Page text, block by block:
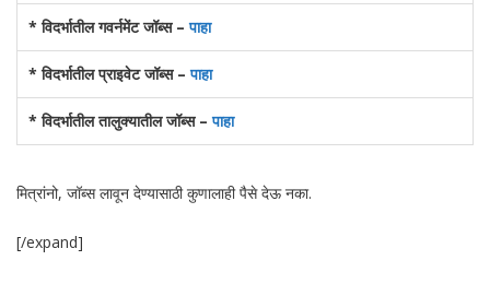
* विदर्भातील गवर्नमेंट जॉब्स –पाहा
* विदर्भातील प्राइवेट जॉब्स –पाहा
* विदर्भातील तालुक्यातील जॉब्स –पाहा
मित्रांनो, जॉब्स लावून देण्यासाठी कुणालाही पैसे देऊ नका.
[/expand]